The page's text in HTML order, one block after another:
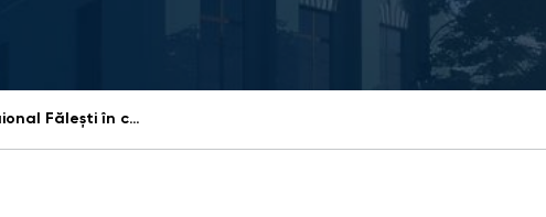
Ședință de lucru la Consiliul Raional Fălești în cadrul Caravanei Drepturilor Omului 2026